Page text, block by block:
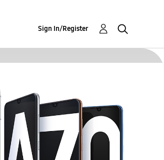
Sign In/Register